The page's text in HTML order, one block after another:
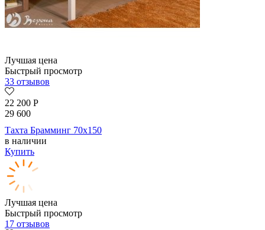
Лучшая цена
Быстрый просмотр
33 отзывов
22 200 Р
29 600
Тахта Брамминг 70х150
в наличии
Купить
Лучшая цена
Быстрый просмотр
17 отзывов